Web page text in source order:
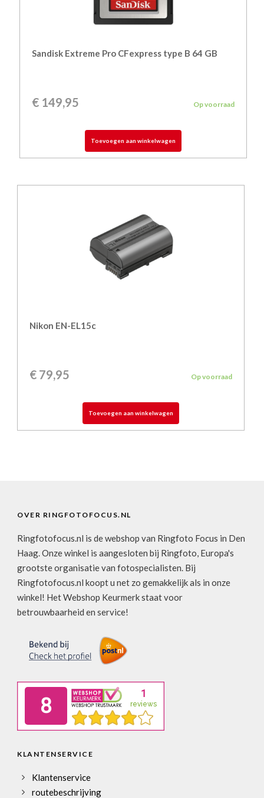
Sandisk Extreme Pro CFexpress type B 64 GB
€149,95 Op voorraad
Toevoegen aan winkelwagen
Nikon EN-EL15c
€ 79,95 Op voorraad
Toevoegen aan winkelwagen
OVER RINGFOTOFOCUS.NL
Ringfotofocus.nl is de webshop van Ringfoto Focus in Den
Haag. Onze winkel is aangesloten bij Ringfoto, Europa's
grootste organisatie van fotospecialisten. Bij
Ringfotofocus.nl koopt u net zo gemakkelijk als in onze
winkel! Het Webshop Keurmerk staat voor
betrouwbaarheid en service!
KLANTENSERVICE
Klantenservice
routebeschrijving